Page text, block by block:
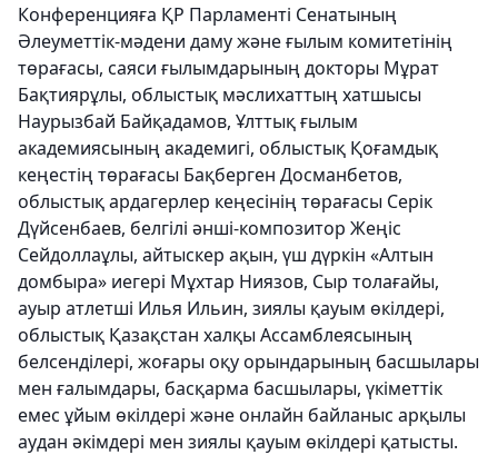
Конференцияға ҚР Парламенті Сенатының
Әлеуметтік-мәдени даму және ғылым комитетінің
төрағасы, саяси ғылымдарының докторы Мұрат
Бақтиярұлы, облыстық мәслихаттың хатшысы
Наурызбай Байқадамов, Ұлттық ғылым
академиясының академигі, облыстық Қоғамдық
кеңестің төрағасы Бақберген Досманбетов,
облыстық ардагерлер кеңесінің төрағасы Серік
Дүйсенбаев, белгілі әнші-композитор Жеңіс
Сейдоллаұлы, айтыскер ақын, үш дүркін «Алтын
домбыра» иегері Мұхтар Ниязов, Сыр толағайы,
ауыр атлетші Илья Ильин, зиялы қауым өкілдері,
облыстық Қазақстан халқы Ассамблеясының
белсенділері, жоғары оқу орындарының басшылары
мен ғалымдары, басқарма басшылары, үкіметтік
емес ұйым өкілдері және онлайн байланыс арқылы
аудан әкімдері мен зиялы қауым өкілдері қатысты.